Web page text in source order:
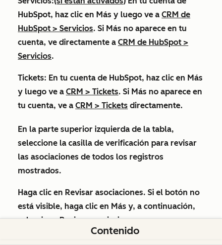
HubSpot, haz clic en Más y luego ve a CRM de
HubSpot > Servicios. Si Más no aparece en tu
cuenta, ve directamente a CRM de HubSpot >
Servicios.
Tickets: En tu cuenta de HubSpot, haz clic en Más
y luego ve a CRM > Tickets. Si Más no aparece en
tu cuenta, ve a CRM > Tickets directamente.
En la parte superior izquierda de la tabla,
seleccione la casilla de verificación para revisar
las asociaciones de todos los registros
mostrados.
Haga clic en Revisar asociaciones. Si el botón no
está visible, haga clic en Más y, a continuación,
seleccioneRevisar asociaciones.
Contenido